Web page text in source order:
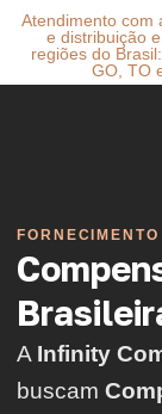
Atendimento com
e distribuição
regiões do
GO, TO
A Infinity
buscam